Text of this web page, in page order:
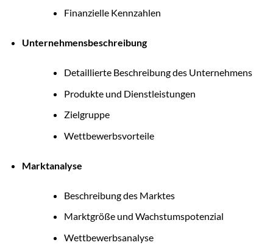
Finanzielle Kennzahlen
Unternehmensbeschreibung
Detaillierte Beschreibung des Unternehmens
Produkte und Dienstleistungen
Zielgruppe
Wettbewerbsvorteile
Marktanalyse
Beschreibung des Marktes
Marktgröße und Wachstumspotenzial
Wettbewerbsanalyse